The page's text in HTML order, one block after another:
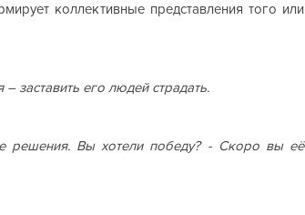
коллективные представления того или
его людей страдать.
Вы хотели победу? - Скоро вы её